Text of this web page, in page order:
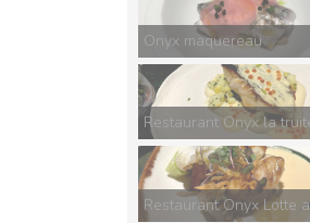
Onyx maquereau
Restaurant Onyx la